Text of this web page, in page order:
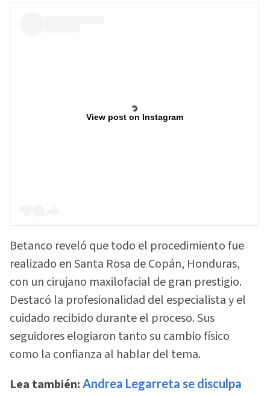
View post on Instagram
Betanco reveló que todo el procedimiento fue
realizado en Santa Rosa de Copán, Honduras,
con un cirujano maxilofacial de gran prestigio.
Destacó la profesionalidad del especialista y el
cuidado recibido durante el proceso. Sus
seguidores elogiaron tanto su cambio físico
como la confianza al hablar del tema.
Lea también: Andrea Legarreta se disculpa